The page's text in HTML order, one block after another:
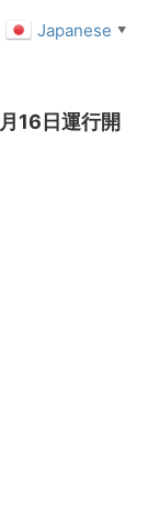
16日運行開
Japanese ▼